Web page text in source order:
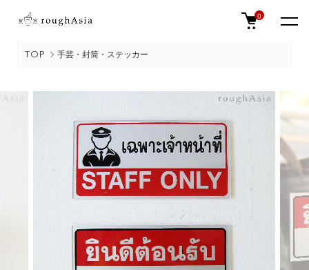
0
TOP 手芸・封筒・ステッカー